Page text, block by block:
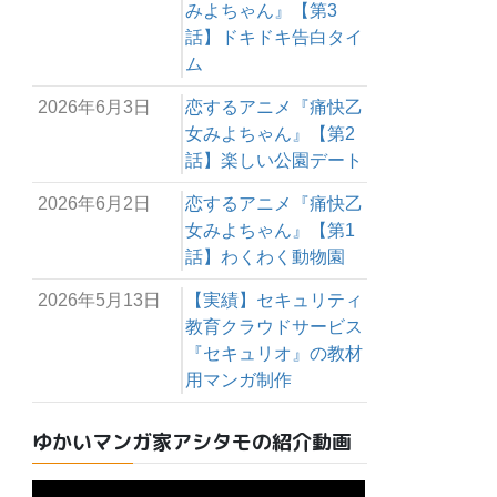
みよちゃん』【第3
話】ドキドキ告白タイ
ム
2026年6月3日
恋するアニメ『痛快乙
女みよちゃん』【第2
話】楽しい公園デート
2026年6月2日
恋するアニメ『痛快乙
女みよちゃん』【第1
話】わくわく動物園
2026年5月13日
【実績】セキュリティ
教育クラウドサービス
『セキュリオ』の教材
用マンガ制作
ゆかいマンガ家アシタモの紹介動画